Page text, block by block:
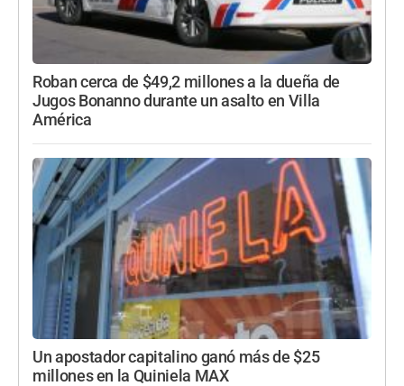
Roban cerca de $49,2 millones a la dueña de
Jugos Bonanno durante un asalto en Villa
América
Un apostador capitalino ganó más de $25
millones en la Quiniela MAX